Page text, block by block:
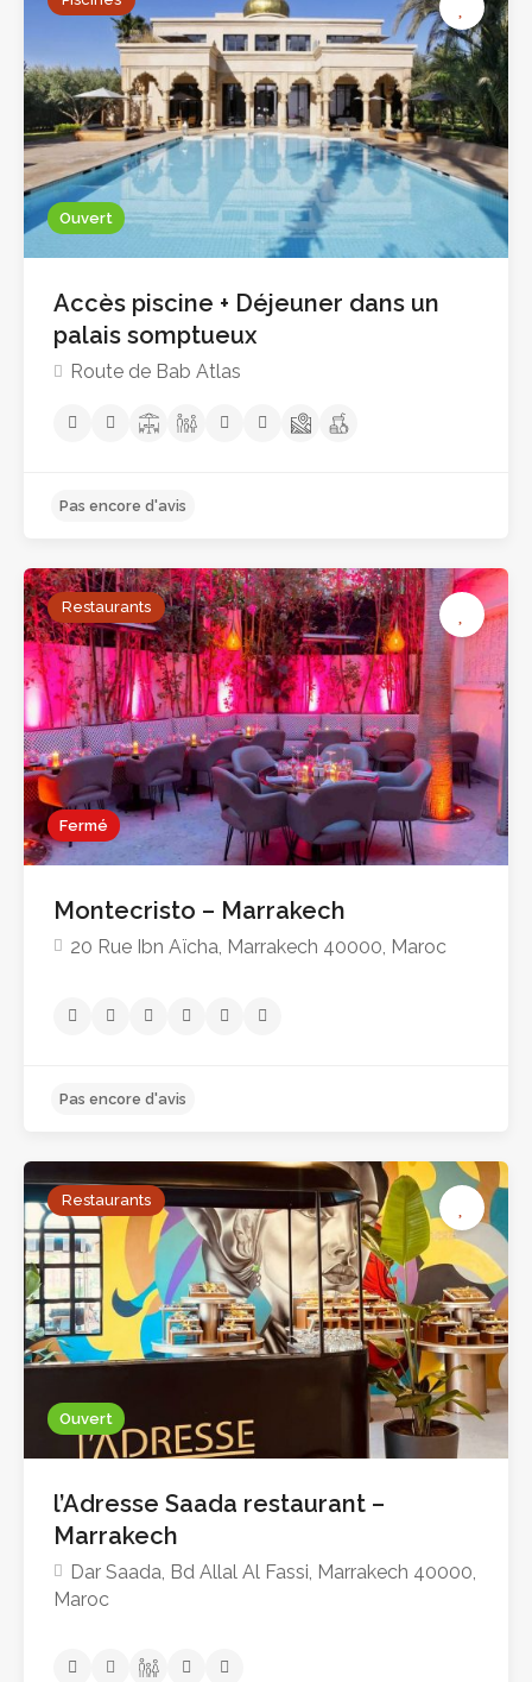
Pas encore d'avis
Ouvert
Accès piscine + Déjeuner dans un
palais somptueux
Route de Bab Atlas
Fermé
Restaurants
Montecristo – Marrakech
20 Rue Ibn Aïcha, Marrakech 40000, Maroc
Ouvert
Restaurants
l’Adresse Saada restaurant –
Marrakech
Dar Saada, Bd Allal Al Fassi, Marrakech 40000,
Maroc